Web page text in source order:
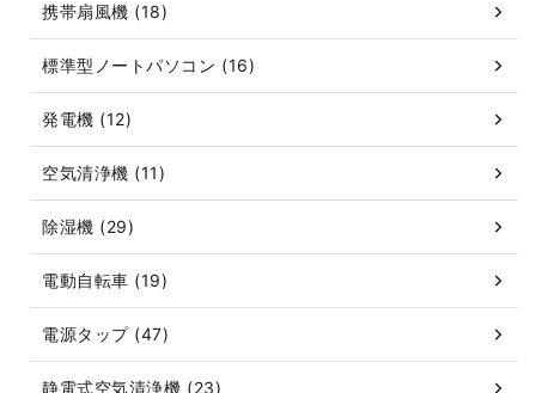
携帯扇風機 (18)
標準型ノートパソコン (16)
発電機 (12)
空気清浄機 (11)
除湿機 (29)
電動自転車 (19)
電源タップ (47)
静電式空気清浄機 (23)